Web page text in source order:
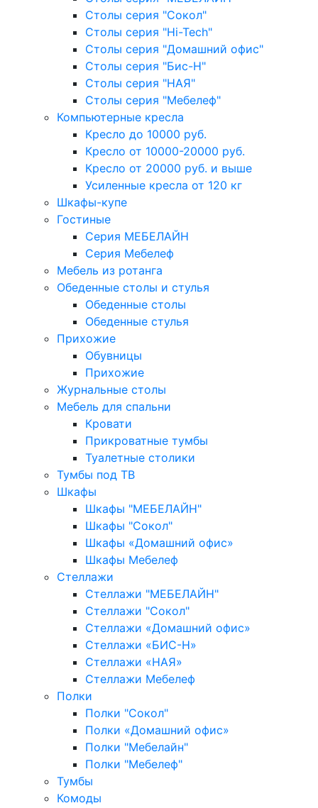
Столы серия "Сокол"
Столы серия "Hi-Tech"
Столы серия "Домашний офис"
Столы серия "Бис-Н"
Столы серия "НАЯ"
Столы серия "Мебелеф"
Компьютерные кресла
Кресло до 10000 руб.
Кресло от 10000-20000 руб.
Кресло от 20000 руб. и выше
Усиленные кресла от 120 кг
Шкафы-купе
Гостиные
Серия МЕБЕЛАЙН
Серия Мебелеф
Мебель из ротанга
Обеденные столы и стулья
Обеденные столы
Обеденные стулья
Прихожие
Обувницы
Прихожие
Журнальные столы
Мебель для спальни
Кровати
Прикроватные тумбы
Туалетные столики
Тумбы под ТВ
Шкафы
Шкафы "МЕБЕЛАЙН"
Шкафы "Сокол"
Шкафы «Домашний офис»
Шкафы Мебелеф
Стеллажи
Стеллажи "МЕБЕЛАЙН"
Стеллажи "Сокол"
Стеллажи «Домашний офис»
Стеллажи «БИС-Н»
Стеллажи «НАЯ»
Стеллажи Мебелеф
Полки
Полки "Сокол"
Полки «Домашний офис»
Полки "Мебелайн"
Полки "Мебелеф"
Тумбы
Комоды